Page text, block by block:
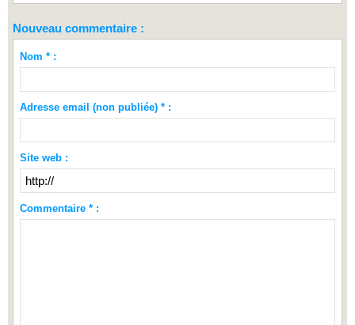
Nouveau commentaire :
Nom * :
Adresse email (non publiée) * :
Site web :
Commentaire * :